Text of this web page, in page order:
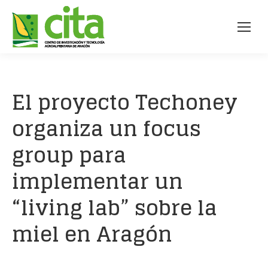
El proyecto Techoney
organiza un focus
group para
implementar un
“living lab” sobre la
miel en Aragón